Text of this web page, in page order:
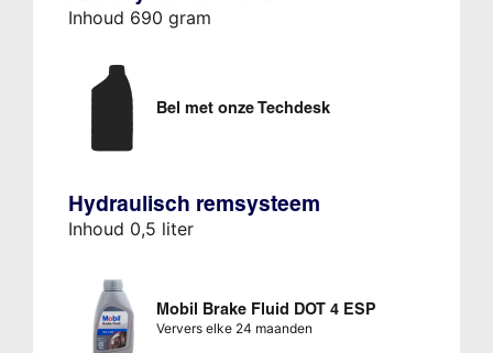
Inhoud 690 gram
Bel met onze Techdesk
Hydraulisch remsysteem
Inhoud 0,5 liter
Mobil Brake Fluid DOT 4 ESP
Ververs elke 24 maanden